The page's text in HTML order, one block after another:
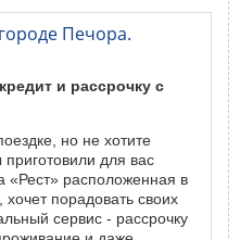
Печора.
и рассрочку с
но не хотите
для вас
«Рест» расположенная в
порадовать своих
сервис - рассрочку